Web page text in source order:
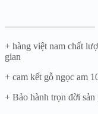
—————————–
+ hàng việt nam chất
gian
+ cam kết gỗ ngọc am
+ Bảo hành trọn đời sản